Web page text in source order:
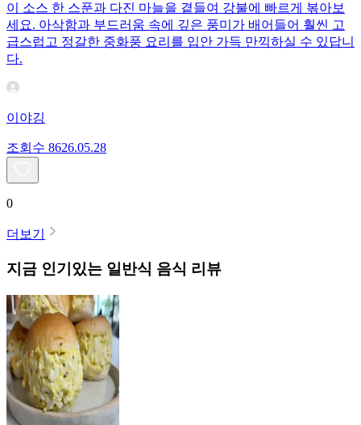
이 소스 한 스푼과 다진 마늘을 곁들여 강불에 빠르게 볶아보
세요. 아삭함과 부드러움 속에 깊은 풍미가 배어들어 훨씬 고
급스럽고 정갈한 중화풍 요리를 입안 가득 만끽하실 수 있답니
다.
이야깅
조회수 8626.05.28
0
더보기
지금 인기있는 일반식 음식 리뷰